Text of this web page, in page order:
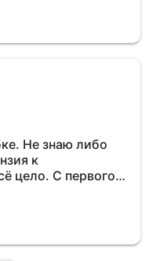
Не знаю либо
к
цело. С первого
не знаю
звёзды за
дополню